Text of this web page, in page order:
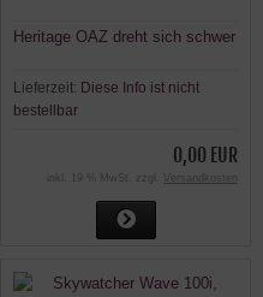
Heritage OAZ dreht sich schwer
Lieferzeit: Diese Info ist nicht
bestellbar
0,00 EUR
inkl. 19 % MwSt. zzgl. Versandkosten